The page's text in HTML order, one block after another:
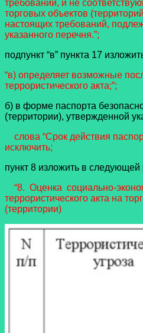
требований, и не
торговых объектов
настоящих требований,
указанного перечня.”;
подпункт “в” пункта 17
“в) определяет возможные
террористического акта;”;
б) в форме паспорта
(территории), утвержденной
слова “Срок действия
исключить;
пункт 8 изложить в следующей
“8. Оценка социально-
террористического акта на
(территории)